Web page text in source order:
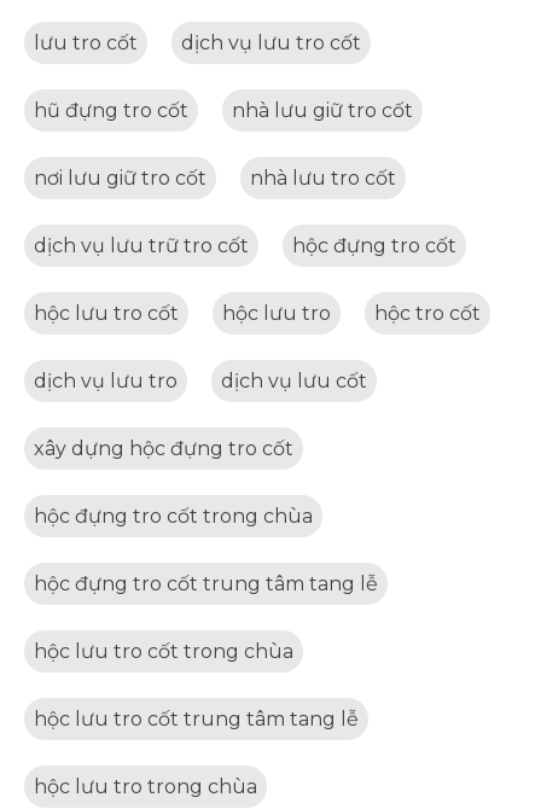
lưu tro cốt dịch vụ lưu tro cốt
hũ đựng tro cốt nhà lưu giữ tro cốt
nơi lưu giữ tro cốt nhà lưu tro cốt
dịch vụ lưu trữ tro cốt hộc đựng tro cốt
hộc lưu tro cốt hộc lưu tro hộc tro cốt
dịch vụ lưu tro dịch vụ lưu cốt
xây dựng hộc đựng tro cốt
hộc đựng tro cốt trong chùa
hộc đựng tro cốt trung tâm tang lễ
hộc lưu tro cốt trong chùa
hộc lưu tro cốt trung tâm tang lễ
hộc lưu tro trong chùa